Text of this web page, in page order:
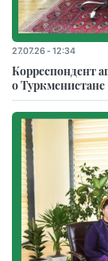
27.07.26 - 12:34
Корреспондент
о Туркменистане